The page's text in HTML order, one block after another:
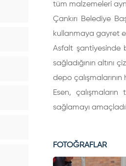
tüm malzemeleri
Çankırı Belediye
kullanmaya gayret
Asfalt şantiyesinde
sağladığının altını
depo
Esen,
sağlamayı
FOTOĞRAFLAR